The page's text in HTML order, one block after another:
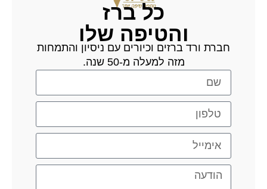
כל ברז
והטיפה שלו
חברת ורד ברזים וכיורים עם ניסיון והתמחות
מזה למעלה מ-50 שנה.